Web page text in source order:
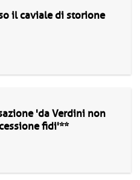
il caviale di storione
'da Verdini non
fidi'**